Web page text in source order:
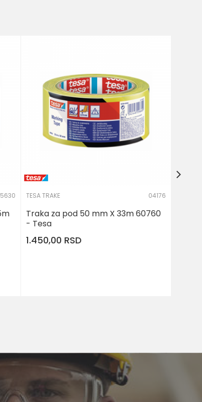
TESA TRAKE 04176
Traka za pod 50 mm X 33m 60760
- Tesa
1.450,00 RSD